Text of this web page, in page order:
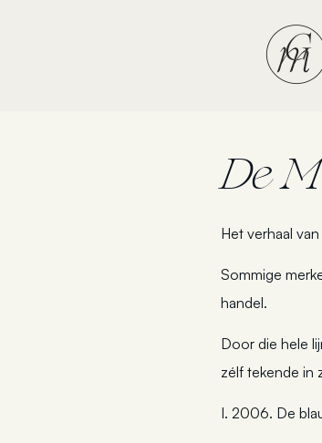
De
Het verhaal
Sommige
handel.
Door die hele
zélf tekende in
I. 2006. De